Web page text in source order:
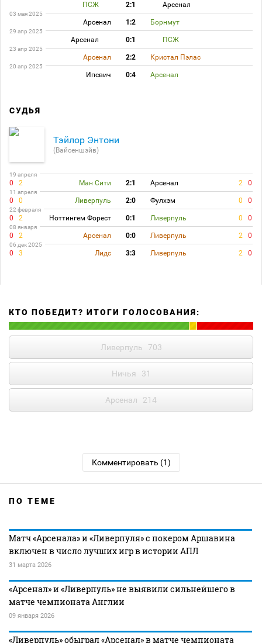
ПСЖ 2:1 Арсенал
03 мая 2025
Арсенал 1:2 Борнмут
29 апр 2025
Арсенал 0:1 ПСЖ
23 апр 2025
Арсенал 2:2 Кристал Пэлас
20 апр 2025
Ипсвич 0:4 Арсенал
СУДЬЯ
Тэйлор Энтони
(Вайсеншэйв)
19 апреля
0 2 Ман Сити 2:1 Арсенал 2 0
11 апреля
0 0 Ливерпуль 2:0 Фулхэм 0 0
22 февраля
0 2 Ноттингем Форест 0:1 Ливерпуль 0 0
08 января
0 2 Арсенал 0:0 Ливерпуль 2 0
06 дек 2025
0 3 Лидс 3:3 Ливерпуль 2 0
КТО ПОБЕДИТ? ИТОГИ ГОЛОСОВАНИЯ:
Ливерпуль 703
Ничья 31
Арсенал 214
Комментировать (1)
ПО ТЕМЕ
Матч «Арсенала» и «Ливерпуля» с покером Аршавина
включен в число лучших игр в истории АПЛ
31 марта 2026
«Арсенал» и «Ливерпуль» не выявили сильнейшего в
матче чемпионата Англии
09 января 2026
«Ливерпуль» обыграл «Арсенал» в матче чемпионата